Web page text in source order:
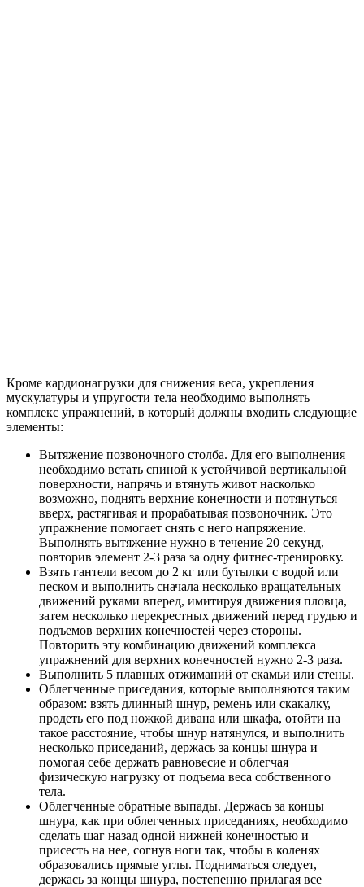
Кроме кардионагрузки для снижения веса, укрепления
мускулатуры и упругости тела необходимо выполнять
комплекс упражнений, в который должны входить следующие
элементы:
Вытяжение позвоночного столба. Для его выполнения
необходимо встать спиной к устойчивой вертикальной
поверхности, напрячь и втянуть живот насколько
возможно, поднять верхние конечности и потянуться
вверх, растягивая и прорабатывая позвоночник. Это
упражнение помогает снять с него напряжение.
Выполнять вытяжение нужно в течение 20 секунд,
повторив элемент 2-3 раза за одну фитнес-тренировку.
Взять гантели весом до 2 кг или бутылки с водой или
песком и выполнить сначала несколько вращательных
движений руками вперед, имитируя движения пловца,
затем несколько перекрестных движений перед грудью и
подъемов верхних конечностей через стороны.
Повторить эту комбинацию движений комплекса
упражнений для верхних конечностей нужно 2-3 раза.
Выполнить 5 плавных отжиманий от скамьи или стены.
Облегченные приседания, которые выполняются таким
образом: взять длинный шнур, ремень или скакалку,
продеть его под ножкой дивана или шкафа, отойти на
такое расстояние, чтобы шнур натянулся, и выполнить
несколько приседаний, держась за концы шнура и
помогая себе держать равновесие и облегчая
физическую нагрузку от подъема веса собственного
тела.
Облегченные обратные выпады. Держась за концы
шнура, как при облегченных приседаниях, необходимо
сделать шаг назад одной нижней конечностью и
присесть на нее, согнув ноги так, чтобы в коленях
образовались прямые углы. Подниматься следует,
держась за концы шнура, постепенно прилагая все